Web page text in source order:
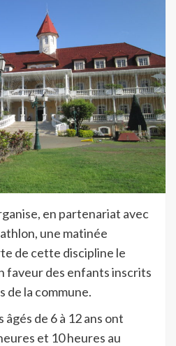
en partenariat avec
une matinée
de cette discipline le
faveur des enfants inscrits
de la commune.
de 6 à 12 ans ont
et 10 heures au